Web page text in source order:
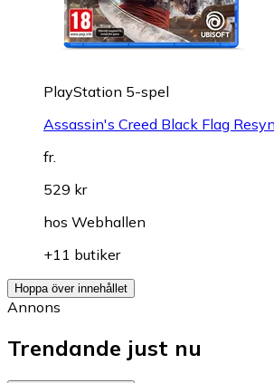
PlayStation 5-spel
Assassin's Creed Black Flag
fr.
529 kr
hos Webhallen
+11 butiker
Hoppa över innehållet
Annons
Trendande just nu